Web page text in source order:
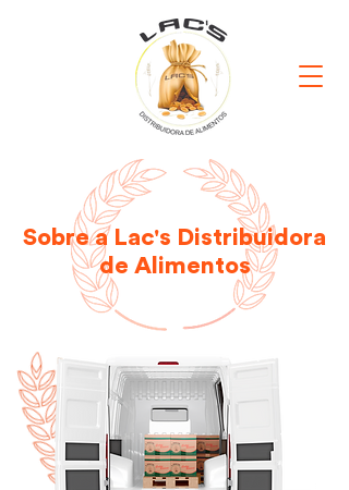
Sobre a Lac's Distribuidora
de Alimentos